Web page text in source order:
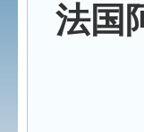
法国